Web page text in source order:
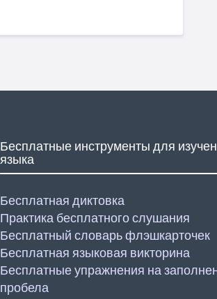
Бесплатные инструменты для
языка
Бесплатная диктовка
Практика бесплатного слушания
Бесплатный словарь флэшкарточек
Бесплатная языковая викторина
Бесплатные упражнения на
пробела